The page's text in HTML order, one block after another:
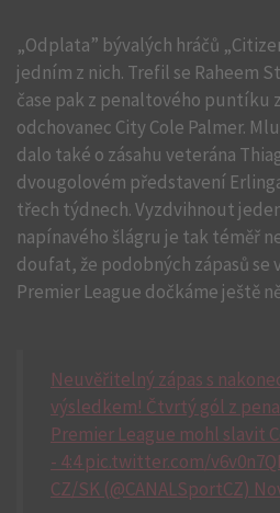
„Odplata” bývalých hráčů
jedním z nich. Trefil se Raheem
čase pak z penaltového puntíku
odchovanec City Cole Palmer.
dalo také o zásahu veterána
dvougolovém představení
třech týdnech. Vyzdvihnout
napínavého šlágru je tak téměř
doufat, že podobných zápasů se
Premier League dočkáme ještě
Neuvěřitelný zápas s
výsledkem! Čtvrtý gól z
Premier League mohl slavit
- 4:4 pic.twitter.com/
CZ/SK (@CANALSportCZ)